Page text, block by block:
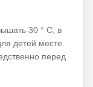
30 ° C, в
детей месте.
перед